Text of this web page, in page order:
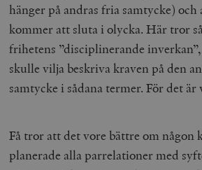
hänger på andras fria samtycke)
kommer att sluta i olycka. Här tror
frihetens ”disciplinerande
skulle vilja beskriva kraven på den
samtycke i sådana termer. För det
Få tror att det vore bättre om någon
planerade alla parrelationer med